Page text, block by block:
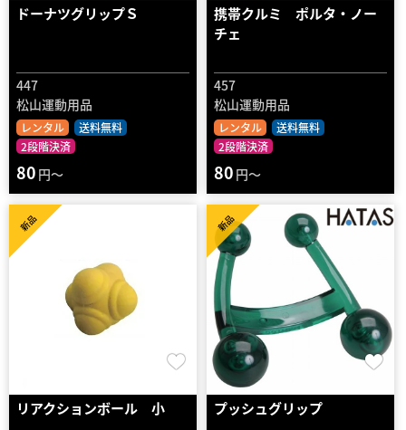
ドーナツグリップＳ
447
松山運動用品
レンタル
送料無料
2段階決済
80 円～
携帯クルミ ポルタ・ノー
チェ
457
松山運動用品
レンタル
送料無料
2段階決済
80 円～
リアクションボール 小
新品
プッシュグリップ
新品